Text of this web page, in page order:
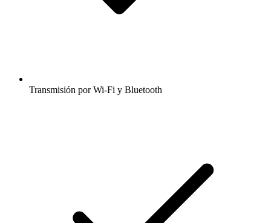
Transmisión por Wi-Fi y Bluetooth